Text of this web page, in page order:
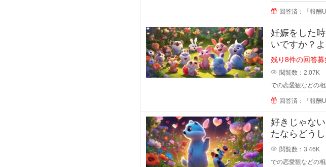
回答済：「報酬
妊娠をした
いですか？
見ていたり
残り8件の回答募
閲覧数：2.07K
での恋愛観などの
回答済：「報酬
好きじゃな
たならどうしますか？ 好意
からの告白
閲覧数：3.46K
での恋愛観などの